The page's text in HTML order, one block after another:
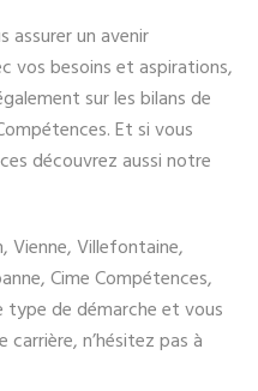
un avenir
vos besoins et aspirations,
sur les bilans de
Et si vous
découvrez aussi notre
Vienne, Villefontaine,
Cime Compétences,
de démarche et vous
n’hésitez pas à